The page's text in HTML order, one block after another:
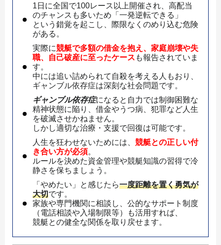
1日に全国で100レース以上開催され、高配当
のチャンスも多いため「一発逆転できる」
という錯覚を起こし、際限なくのめり込む危険
がある。
実際に競艇で多額の借金を抱え、家庭崩壊や失
職、自己破産に至ったケース も報告されていま
す。
中には追い詰められて自殺を考える人もおり、
ギャンブル依存症は深刻な社会問題です。
ギャンブル依存症になると自力では制御困難な
精神状態に陥り、借金やうつ病、犯罪など人生
を破滅させかねません。
しかし適切な治療・支援で回復は可能です。
人生を狂わせないためには、 競艇との正しい付
き合い方が必須。
ルールを決めた資金管理や競艇知識の習得で冷
静さを保ちましょう。
「やめたい」と感じたら一度距離を置く勇気が
大切です。
家族や専門機関に相談し、公的なサポート制度
（電話相談や入場制限等）も活用すれば、
競艇との健全な関係を取り戻せます。